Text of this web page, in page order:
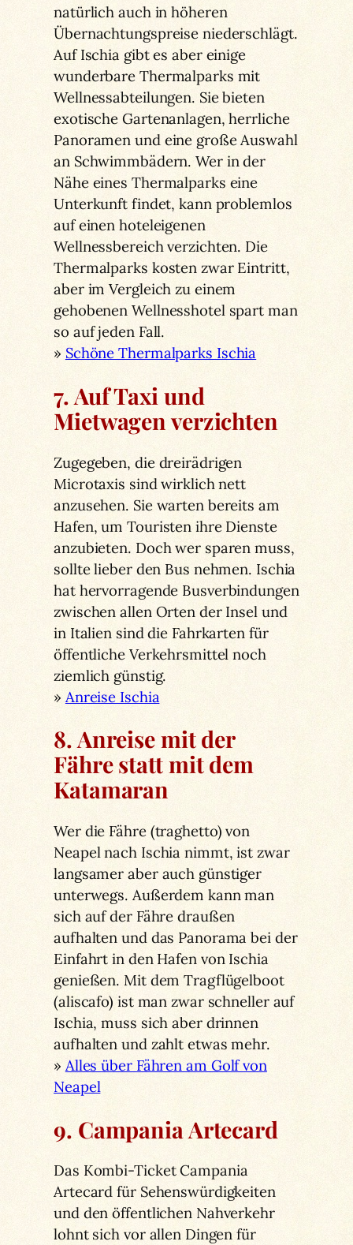
natürlich auch in höheren
Übernachtungspreise niederschlägt.
Auf Ischia gibt es aber einige
wunderbare Thermalparks mit
Wellnessabteilungen. Sie bieten
exotische Gartenanlagen, herrliche
Panoramen und eine große Auswahl
an Schwimmbädern. Wer in der
Nähe eines Thermalparks eine
Unterkunft findet, kann problemlos
auf einen hoteleigenen
Wellnessbereich verzichten. Die
Thermalparks kosten zwar Eintritt,
aber im Vergleich zu einem
gehobenen Wellnesshotel spart man
so auf jeden Fall.
» Schöne Thermalparks Ischia
7. Auf Taxi und
Mietwagen verzichten
Zugegeben, die dreirädrigen
Microtaxis sind wirklich nett
anzusehen. Sie warten bereits am
Hafen, um Touristen ihre Dienste
anzubieten. Doch wer sparen muss,
sollte lieber den Bus nehmen. Ischia
hat hervorragende Busverbindungen
zwischen allen Orten der Insel und
in Italien sind die Fahrkarten für
öffentliche Verkehrsmittel noch
ziemlich günstig.
» Anreise Ischia
8. Anreise mit der
Fähre statt mit dem
Katamaran
Wer die Fähre (traghetto) von
Neapel nach Ischia nimmt, ist zwar
langsamer aber auch günstiger
unterwegs. Außerdem kann man
sich auf der Fähre draußen
aufhalten und das Panorama bei der
Einfahrt in den Hafen von Ischia
genießen. Mit dem Tragflügelboot
(aliscafo) ist man zwar schneller auf
Ischia, muss sich aber drinnen
aufhalten und zahlt etwas mehr.
»Alles über Fähren am Golf von
Neapel
9. Campania Artecard
Das Kombi-Ticket Campania
Artecard für Sehenswürdigkeiten
und den öffentlichen Nahverkehr
lohnt sich vor allen Dingen für